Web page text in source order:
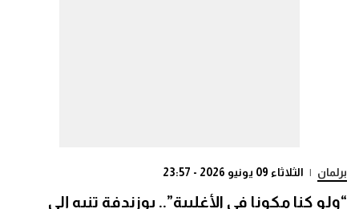
برلمان | الثلاثاء 09 يونيو 2026 - 23:57
“ولو كنا مكونا في الأغلبية”.. بوزندفة تنبه إلى